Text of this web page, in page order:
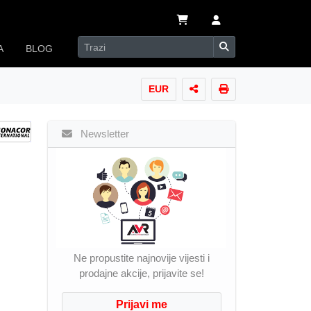
BLOG
EUR
Newsletter
Ne propustite najnovije vijesti i
prodajne akcije, prijavite se!
Prijavi me